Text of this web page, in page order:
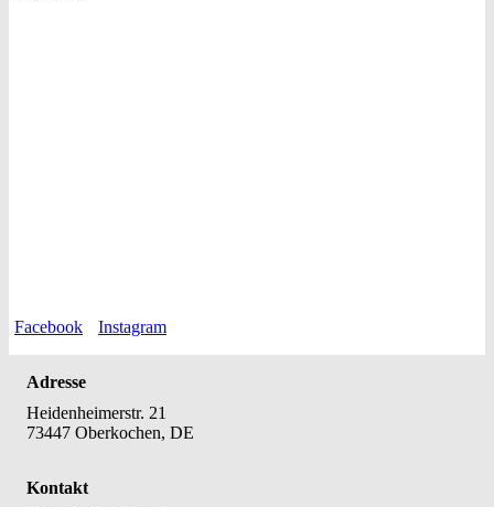
Facebook Instagram
Adresse
Heidenheimerstr. 21
73447 Oberkochen, DE
Kontakt